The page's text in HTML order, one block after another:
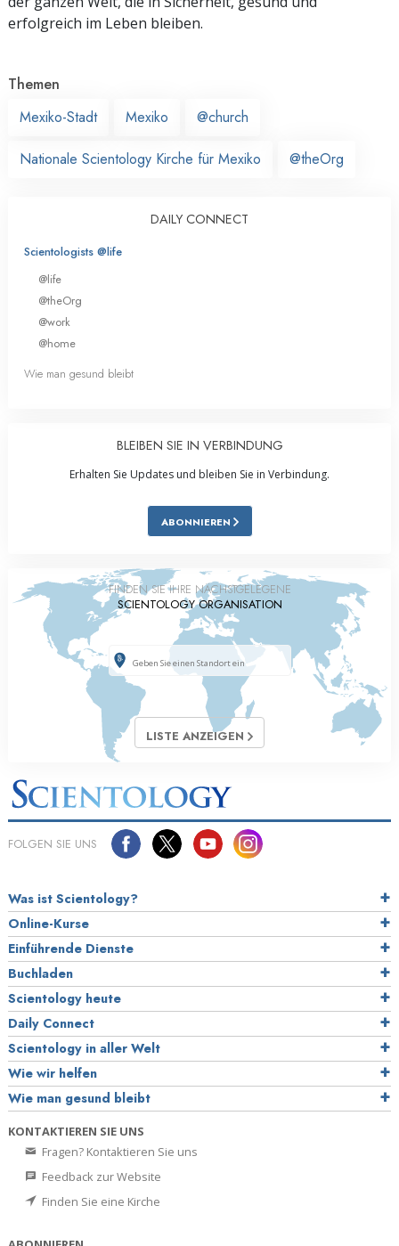
erfolgreich im Leben bleiben.
Themen
Mexiko-Stadt
Mexiko @church
Nationale Scientology Kirche für Mexiko @theOrg
DAILY CONNECT
Scientologists @life
@life
@theOrg
@work
@home
Wie man gesund bleibt
BLEIBEN SIE IN VERBINDUNG
Erhalten Sie Updates und bleiben Sie in Verbindung.
ABONNIEREN
FINDEN SIE IHRE NÄCHSTGELEGENE
SCIENTOLOGY ORGANISATION
LISTE ANZEIGEN
FOLGEN SIE UNS
Was ist Scientology?
Online-Kurse
Einführende Dienste
Buchladen
Scientology heute
Daily Connect
Scientology in aller Welt
Wie wir helfen
Wie man gesund bleibt
KONTAKTIEREN SIE UNS
Fragen? Kontaktieren Sie uns
Feedback zur Website
Finden Sie eine Kirche